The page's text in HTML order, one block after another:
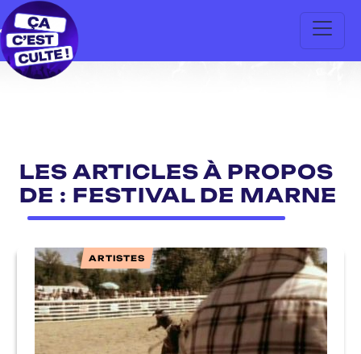
LES ARTICLES À PROPOS
DE : FESTIVAL DE MARNE
ARTISTES